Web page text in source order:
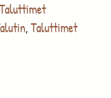
Taluttimet
, Taluttimet